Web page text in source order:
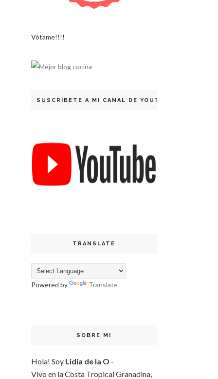
Vótame!!!!
SUSCRIBETE A MI CANAL DE YOUTUBE
TRANSLATE
Powered by Translate
SOBRE MI
Hola! Soy Lidia de la O -
Vivo en la Costa Tropical Granadina,